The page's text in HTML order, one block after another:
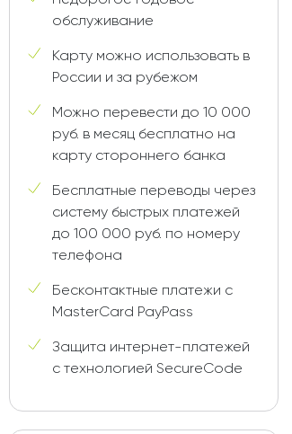
обслуживание
Карту можно использовать в
России и за рубежом
Можно перевести до 10 000
руб. в месяц бесплатно на
карту стороннего банка
Бесплатные переводы через
систему быстрых платежей
до 100 000 руб. по номеру
телефона
Бесконтактные платежи с
MasterCard PayPass
Защита интернет-платежей
с технологией SecureCode